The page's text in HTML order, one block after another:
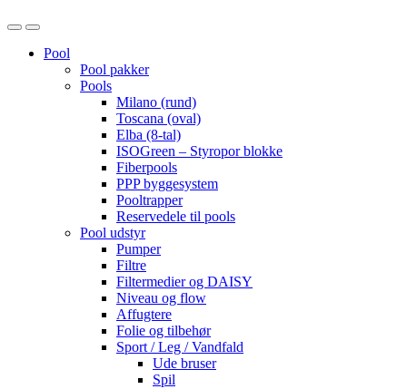
OpenClose
Pool
Pool pakker
Pools
Milano (rund)
Toscana (oval)
Elba (8-tal)
ISOGreen – Styropor blokke
Fiberpools
PPP byggesystem
Pooltrapper
Reservedele til pools
Pool udstyr
Pumper
Filtre
Filtermedier og DAISY
Niveau og flow
Affugtere
Folie og tilbehør
Sport / Leg / Vandfald
Ude bruser
Spil